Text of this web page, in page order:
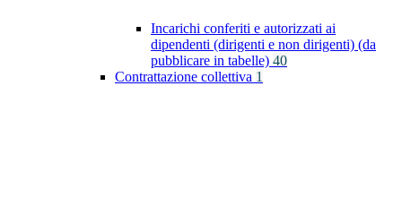
Incarichi conferiti e autorizzati ai
dipendenti (dirigenti e non dirigenti) (da
pubblicare in tabelle) 40
Contrattazione collettiva 1